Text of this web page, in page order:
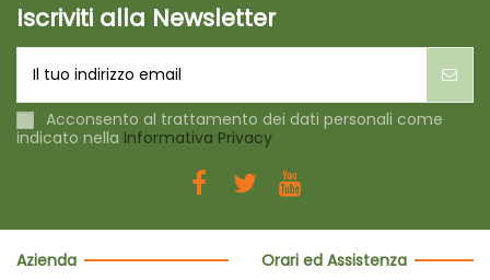
Iscriviti alla Newsletter
Acconsento al trattamento dei dati personali come
indicato nella Informativa Privacy
Azienda
Orari ed Assistenza